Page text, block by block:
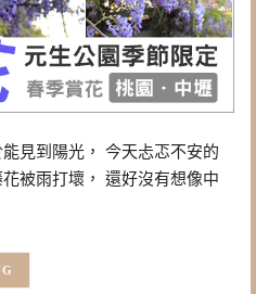
見到陽光， 今天忐忑不安的
被雨打壞， 還好沒有想像中